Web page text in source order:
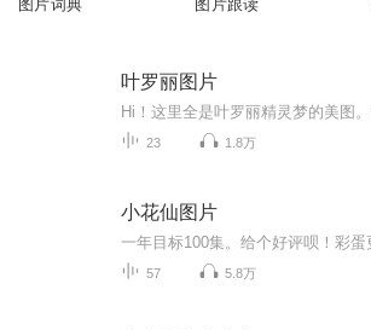
图片词典 图片跟读
叶罗丽图片
23 1.8万
小花仙图片
57 5.8万